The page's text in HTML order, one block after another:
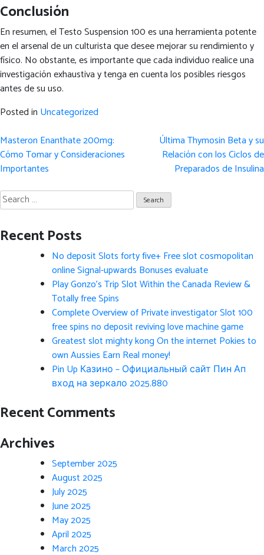
Conclusión
En resumen, el Testo Suspension 100 es una herramienta potente
en el arsenal de un culturista que desee mejorar su rendimiento y
físico. No obstante, es importante que cada individuo realice una
investigación exhaustiva y tenga en cuenta los posibles riesgos
antes de su uso.
Posted in Uncategorized
Post
navigation
Masteron Enanthate 200mg:
Cómo Tomar y Consideraciones
Importantes
Última Thymosin Beta y su
Relación con los Ciclos de
Preparados de Insulina
Search
for:
Recent Posts
No deposit Slots forty five+ Free slot cosmopolitan
online Signal-upwards Bonuses evaluate
Play Gonzo’s Trip Slot Within the Canada Review &
Totally free Spins
Complete Overview of Private investigator Slot 100
free spins no deposit reviving love machine game
Greatest slot mighty kong On the internet Pokies to
own Aussies Earn Real money!
Pin Up Казино – Официальный сайт Пин Ап
вход на зеркало 2025.880
Recent Comments
Archives
September 2025
August 2025
July 2025
June 2025
May 2025
April 2025
March 2025